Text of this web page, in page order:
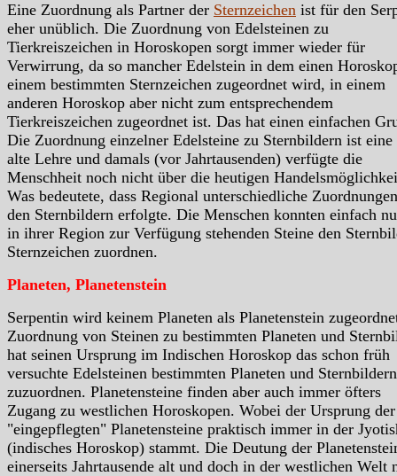
Eine Zuordnung als Partner der Sternzeichen ist für den
eher unüblich. Die Zuordnung von Edelsteinen zu
Tierkreiszeichen in Horoskopen sorgt immer wieder für
Verwirrung, da so mancher Edelstein in dem einen
einem bestimmten Sternzeichen zugeordnet wird, in einem
anderen Horoskop aber nicht zum entsprechendem
Tierkreiszeichen zugeordnet ist. Das hat einen einfachen
Die Zuordnung einzelner Edelsteine zu Sternbildern ist eine
alte Lehre und damals (vor Jahrtausenden) verfügte die
Menschheit noch nicht über die heutigen
Was bedeutete, dass Regional unterschiedliche
den Sternbildern erfolgte. Die Menschen konnten einfach
in ihrer Region zur Verfügung stehenden Steine den
Sternzeichen zuordnen.
Planeten, Planetenstein
Serpentin wird keinem Planeten als Planetenstein
Zuordnung von Steinen zu bestimmten Planeten und
hat seinen Ursprung im Indischen Horoskop das schon früh
versuchte Edelsteinen bestimmten Planeten und Sternbildern
zuzuordnen. Planetensteine finden aber auch immer öfters
Zugang zu westlichen Horoskopen. Wobei der Ursprung der
"eingepflegten" Planetensteine praktisch immer in der
(indisches Horoskop) stammt. Die Deutung der
einerseits Jahrtausende alt und doch in der westlichen Welt